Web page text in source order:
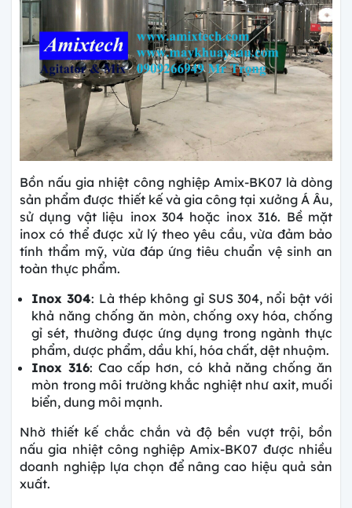
Bồn nấu gia nhiệt công nghiệp Amix-BK07 là dòng
sản phẩm được thiết kế và gia công tại xưởng Á Âu,
sử dụng vật liệu inox 304 hoặc inox 316. Bề mặt
inox có thể được xử lý theo yêu cầu, vừa đảm bảo
tính thẩm mỹ, vừa đáp ứng tiêu chuẩn vệ sinh an
toàn thực phẩm.
Inox 304: Là thép không gỉ SUS 304, nổi bật với
khả năng chống ăn mòn, chống oxy hóa, chống
gỉ sét, thường được ứng dụng trong ngành thực
phẩm, dược phẩm, dầu khí, hóa chất, dệt nhuộm.
Inox 316: Cao cấp hơn, có khả năng chống ăn
mòn trong môi trường khắc nghiệt như axit, muối
biển, dung môi mạnh.
Nhờ thiết kế chắc chắn và độ bền vượt trội, bồn
nấu gia nhiệt công nghiệp Amix-BK07 được nhiều
doanh nghiệp lựa chọn để nâng cao hiệu quả sản
xuất.